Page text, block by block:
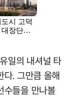
일의 내셔널 타
다. 그만큼 올해
수들을 만나볼